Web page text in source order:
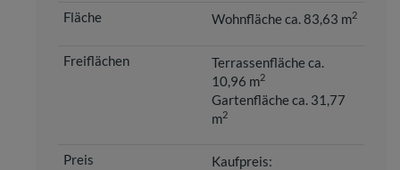
Wohnfläche ca. 83,63 m2
Terrassenfläche ca.
10,96 m2
Gartenfläche ca. 31,77
m2
Kaufpreis: